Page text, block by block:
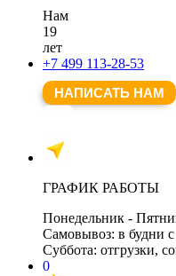
Нам
19
лет
+7 499 113-28-53
НАПИСАТЬ НАМ
ГРАФИК РАБОТЫ
Понедельник -
Самовывоз: в будни
Суббота: отгрузки,
0